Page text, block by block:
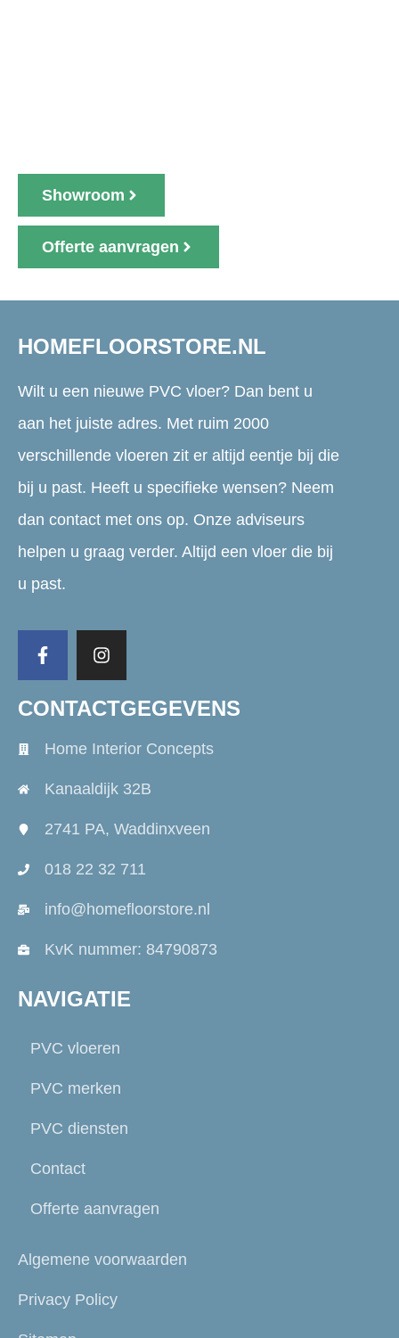
Showroom
Offerte aanvragen
HOMEFLOORSTORE.NL
Wilt u een nieuwe PVC vloer? Dan bent u
aan het juiste adres. Met ruim 2000
verschillende vloeren zit er altijd eentje bij die
bij u past. Heeft u specifieke wensen? Neem
dan contact met ons op. Onze adviseurs
helpen u graag verder. Altijd een vloer die bij
u past.
CONTACTGEGEVENS
Home Interior Concepts
Kanaaldijk 32B
2741 PA, Waddinxveen
018 22 32 711
info@homefloorstore.nl
KvK nummer: 84790873
NAVIGATIE
PVC vloeren
PVC merken
PVC diensten
Contact
Offerte aanvragen
Algemene voorwaarden
Privacy Policy